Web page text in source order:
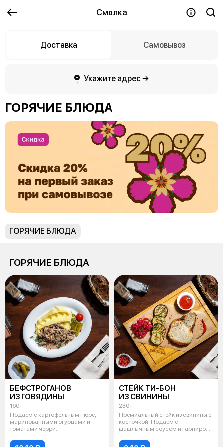
Смолка
Доставка Самовывоз
Укажите адрес →
ГОРЯЧИЕ БЛЮДА
ГОРЯЧИЕ БЛЮДА
ГОРЯЧИЕ БЛЮДА
БЕФСТРОГАНОВ
ИЗ ГОВЯДИНЫ
160 г
Подаём с картофельным пюре,
маринованными огурцами и
томатами черри.
СТЕЙК ТИ-БОН
ИЗ СВИНИНЫ
230 г
Премиальный стейк из свинины с
косточкой. Подаём с
шашлычным соусом и гарниром